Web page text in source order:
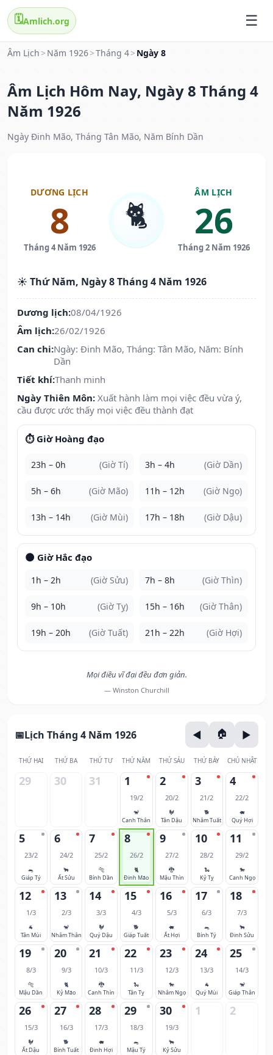
🗓️Amlich.org
Âm Lịch > Năm 1926>Tháng 4> Ngày 8
Âm Lịch Hôm Nay, Ngày 8 Tháng 4
Năm 1926
Ngày Đinh Mão, Tháng Tân Mão, Năm Bính Dần
DƯƠNG LỊCH
8
Tháng 4 Năm 1926
🐈
ÂM LỊCH
26
Tháng 2 Năm 1926
☀️ Thứ Năm, Ngày 8 Tháng 4 Năm 1926
Dương lịch:08/04/1926
Âm lịch:26/02/1926
Can chi:Ngày: Đinh Mão, Tháng: Tân Mão, Năm: Bính
Dần
Tiết khí:Thanh minh
Ngày Thiên Môn: Xuất hành làm mọi việc đều vừa ý,
cầu được ước thấy mọi việc đều thành đạt
⏱️ Giờ Hoàng đạo
23h – 0h (Giờ Tí) 3h – 4h (Giờ Dần)
5h – 6h (Giờ Mão) 11h – 12h (Giờ Ngọ)
13h – 14h (Giờ Mùi) 17h – 18h (Giờ Dậu)
🌑 Giờ Hắc đạo
1h – 2h (Giờ Sửu) 7h – 8h (Giờ Thìn)
9h – 10h (Giờ Tỵ) 15h – 16h (Giờ Thân)
19h – 20h (Giờ Tuất) 21h – 22h (Giờ Hợi)
Mọi điều vĩ đại đều đơn giản.
— Winston Churchill
Lịch Tháng 4 Năm 1926
THỨ HAI THỨ BA THỨ TƯ THỨ NĂM THỨ SÁU THỨ BẢY CHỦ NHẬT
29 30 31 1
19/2
🐒
Canh Thân
2
20/2
🐓
Tân Dậu
3
21/2
🐕
Nhâm Tuất
4
22/2
🐖
Quý Hợi
5
23/2
🐀
Giáp Tý
6
24/2
🐂
Ất Sửu
7
25/2
🐅
Bính Dần
8
26/2
🐈
Đinh Mão
9
27/2
🐉
Mậu Thìn
10
28/2
🐍
Kỷ Tỵ
11
29/2
🐎
Canh Ngọ
12
1/3
🐐
Tân Mùi
13
2/3
🐒
Nhâm Thân
14
3/3
🐓
Quý Dậu
15
4/3
🐕
Giáp Tuất
16
5/3
🐖
Ất Hợi
17
6/3
🐀
Bính Tý
18
7/3
🐂
Đinh Sửu
19
8/3
🐅
Mậu Dần
20
9/3
🐈
Kỷ Mão
21
10/3
🐉
Canh Thìn
22
11/3
🐍
Tân Tỵ
23
12/3
🐎
Nhâm Ngọ
24
13/3
🐐
Quý Mùi
25
14/3
🐒
Giáp Thân
26
15/3
🐓
Ất Dậu
27
16/3
🐕
Bính Tuất
28
17/3
🐖
Đinh Hợi
29
18/3
🐀
Mậu Tý
30
19/3
🐂
Kỷ Sửu
1 2